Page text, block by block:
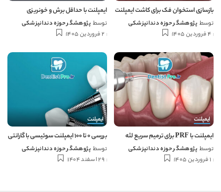
بازسازی استخوان فک برای کاشت ایمپلنت
توسط پژوهشگر حوزه دندانپزشکی
4 فروردین 1405
ایمپلنت با حداقل برش و خونریزی
توسط پژوهشگر حوزه دندانپزشکی
2 فروردین 1405
ایمپلنت
ایمپلنت با PRF برای ترمیم سریع لثه
توسط پژوهشگر حوزه دندانپزشکی
1 فروردین 1405
ایمپلنت
بررسی 0 تا 100 ایمپلنت سوئیسی با گارانتی
توسط پژوهشگر حوزه دندانپزشکی
29 اسفند 1404